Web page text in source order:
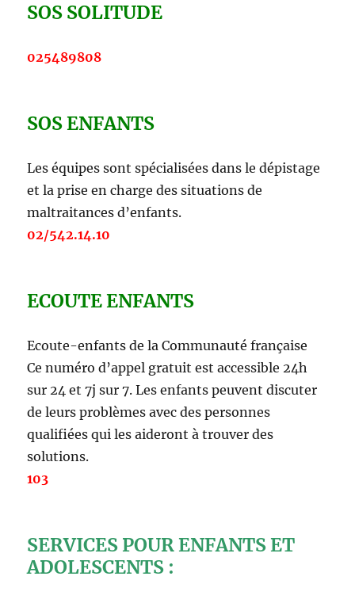
SOS SOLITUDE
025489808
SOS ENFANTS
Les équipes sont spécialisées dans le dépistage
et la prise en charge des situations de
maltraitances d’enfants.
02/542.14.10
ECOUTE ENFANTS
Ecoute-enfants de la Communauté française
Ce numéro d’appel gratuit est accessible 24h
sur 24 et 7j sur 7. Les enfants peuvent discuter
de leurs problèmes avec des personnes
qualifiées qui les aideront à trouver des
solutions.
103
SERVICES POUR ENFANTS ET
ADOLESCENTS :